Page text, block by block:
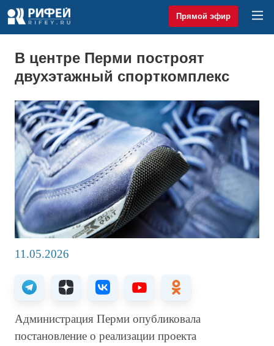
Прямой эфир
В центре Перми построят
двухэтажный спорткомплекс
11.05.2026
Администрация Перми опубликовала
постановление о реализации проекта